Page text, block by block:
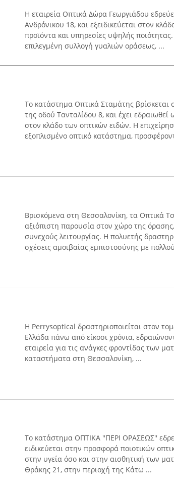
Η εταιρεία Οπτικά Δώρα Γεωργιάδου
Ανδρόνικου 18, και εξειδικεύεται στον
προϊόντα και υπηρεσίες υψηλής
επιλεγμένη συλλογή γυαλιών οράσεως, ...
Το κατάστημα Οπτικά Σταμάτης βρίσκεται
της οδού Τανταλίδου 8, και έχει
στον κλάδο των οπτικών ειδών. Η
εξοπλισμένο οπτικό κατάστημα,
Βρισκόμενα στη Θεσσαλονίκη, τα Οπτικά
αξιόπιστη παρουσία στον χώρο της
συνεχούς λειτουργίας. Η πολυετής
σχέσεις αμοιβαίας εμπιστοσύνης με
Η Perrysoptical δραστηριοποιείται στον
Ελλάδα πάνω από είκοσι χρόνια,
εταιρεία για τις ανάγκες φροντίδας των
καταστήματα στη Θεσσαλονίκη, ...
Το κατάστημα ΟΠΤΙΚΑ ''ΠΕΡΙ ΟΡΑΣΕΩΣ''
ειδικεύεται στην προσφορά ποιοτικών
στην υγεία όσο και στην αισθητική των
Θράκης 21, στην περιοχή της Κάτω ...